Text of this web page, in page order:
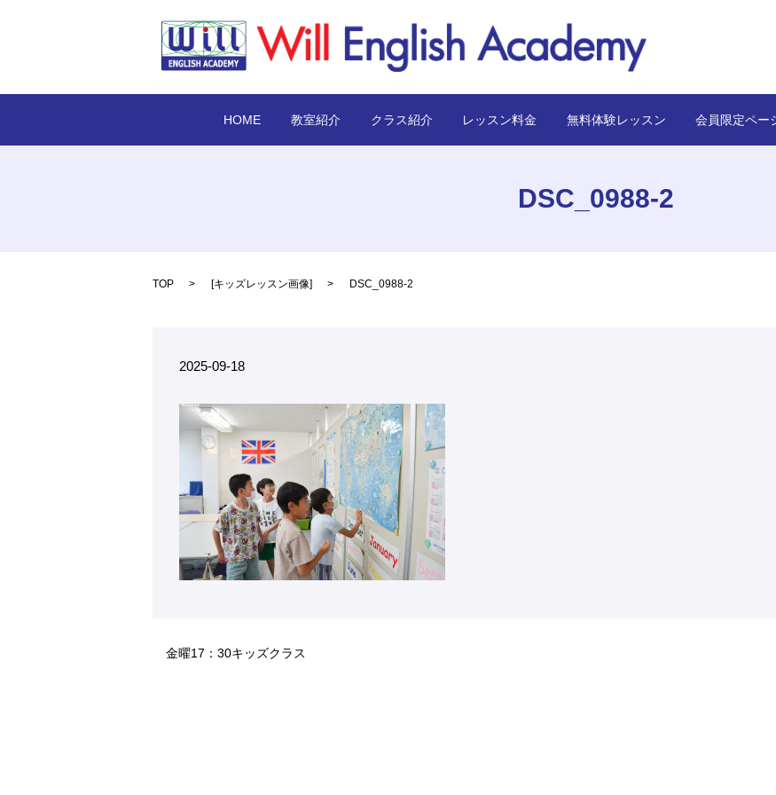
HOME 教室紹介 クラス紹介 レッスン料金 無料体験レッスン 会員限定ペ
DSC_0988-2
TOP [キッズレッスン画像] DSC_0988-2
2025-09-18
金曜17：30キッズクラス